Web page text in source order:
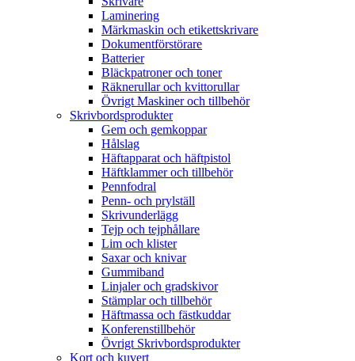
Laminering
Märkmaskin och etikettskrivare
Dokumentförstörare
Batterier
Bläckpatroner och toner
Räknerullar och kvittorullar
Övrigt Maskiner och tillbehör
Skrivbordsprodukter
Gem och gemkoppar
Hålslag
Häftapparat och häftpistol
Häftklammer och tillbehör
Pennfodral
Penn- och prylställ
Skrivunderlägg
Tejp och tejphållare
Lim och klister
Saxar och knivar
Gummiband
Linjaler och gradskivor
Stämplar och tillbehör
Häftmassa och fästkuddar
Konferenstillbehör
Övrigt Skrivbordsprodukter
Kort och kuvert